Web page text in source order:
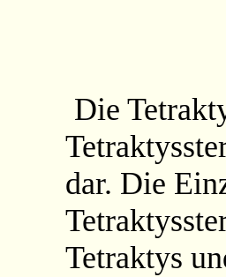
Die
dar. Die
Tetraktys